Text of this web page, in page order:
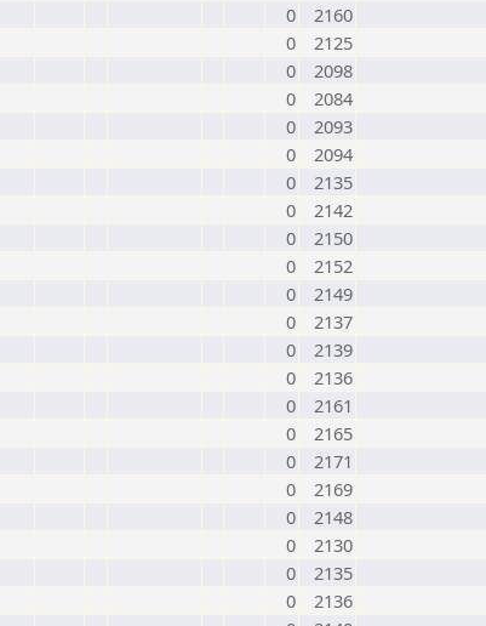
0
2160
0
2125
0
2098
0
2084
0
2093
0
2094
0
2135
0
2142
0
2150
0
2152
0
2149
0
2137
0
2139
0
2136
0
2161
0
2165
0
2171
0
2169
0
2148
0
2130
0
2135
0
2136